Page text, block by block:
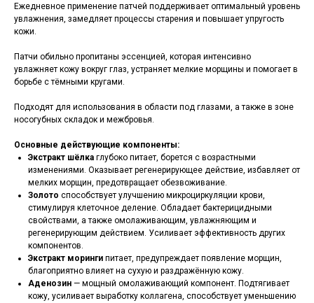
Ежедневное применение патчей поддерживает оптимальный уровень
увлажнения, замедляет процессы старения и повышает упругость
кожи.
Патчи обильно пропитаны эссенцией, которая интенсивно
увлажняет кожу вокруг глаз, устраняет мелкие морщины и помогает в
борьбе с тёмными кругами.
Подходят для использования в области под глазами, а также в зоне
носогубных складок и межбровья.
Основные действующие компоненты:
Экстракт шёлка глубоко питает, борется с возрастными
изменениями. Оказывает регенерирующее действие, избавляет от
мелких морщин, предотвращает обезвоживание.
Золото способствует улучшению микроциркуляции крови,
стимулируя клеточное деление. Обладает бактерицидными
свойствами, а также омолаживающим, увлажняющим и
регенерирующим действием. Усиливает эффективность других
компонентов.
Экстракт моринги питает, предупреждает появление морщин,
благоприятно влияет на сухую и раздражённую кожу.
Аденозин — мощный омолаживающий компонент. Подтягивает
кожу, усиливает выработку коллагена, способствует уменьшению